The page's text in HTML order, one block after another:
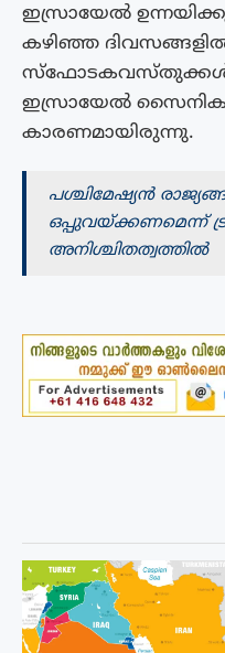
ഇസ്രായേൽ
കഴിഞ്ഞ
സ്ഫോടകവസ്തുക്കൾ
ഇസ്രായേൽ
കാരണമായിരുന്നു.
പശ്ചിമേഷ്യൻ
ഒപ്പുവയ്ക്കണമെന്ന്
അനിശ്ചിതത്വത്തിൽ